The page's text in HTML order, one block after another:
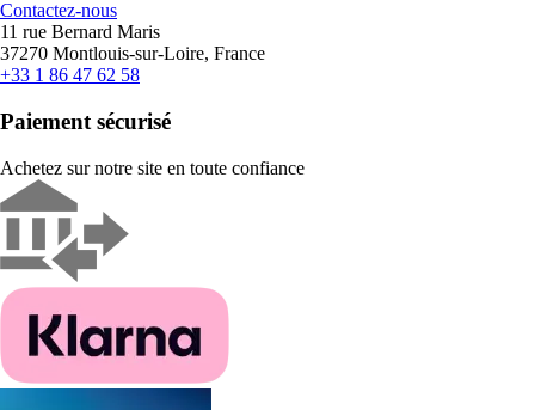
Contactez-nous
11 rue Bernard Maris
37270 Montlouis-sur-Loire, France
+33 1 86 47 62 58
Paiement sécurisé
Achetez sur notre site en toute confiance